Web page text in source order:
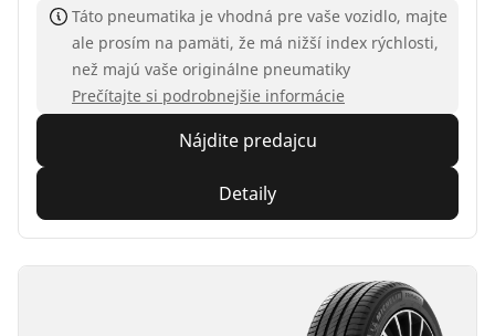
Táto pneumatika je vhodná pre vaše vozidlo, majte
ale prosím na pamäti, že má nižší index rýchlosti,
než majú vaše originálne pneumatiky
Prečítajte si podrobnejšie informácie
Nájdite predajcu
Detaily